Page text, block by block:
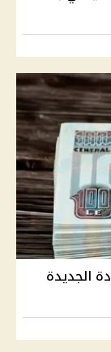
18 دون الزيادة الجديدة